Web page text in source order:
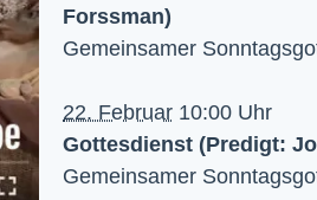
Forssman)
Gemeinsamer
22. Februar 10:00 Uhr
Gottesdienst (Predigt:
Gemeinsamer